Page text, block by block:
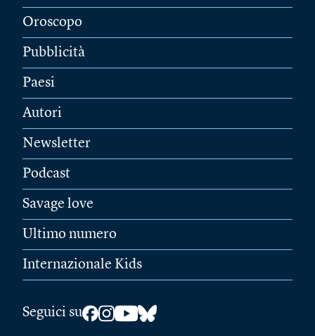
Oroscopo
Pubblicità
Paesi
Autori
Newsletter
Podcast
Savage love
Ultimo numero
Internazionale Kids
Seguici su